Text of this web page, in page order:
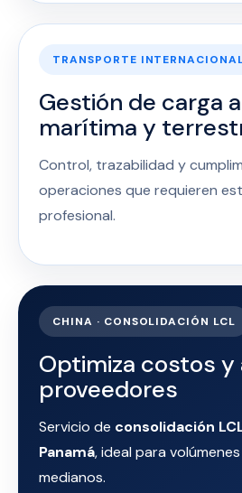
TRANSPORTE
Gestión de carga
marítima y
Control, trazabilidad y
operaciones que requieren
profesional.
CHINA · CONSOLIDACIÓN LCL
Optimiza costos y
proveedores
Servicio de consolidación
Panamá, ideal para
medianos.